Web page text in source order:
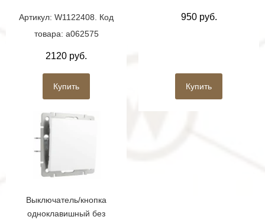
Артикул: W1122408. Код
товара: a062575
2120 руб.
Купить
950 руб.
Купить
Выключатель/кнопка
одноклавишный без